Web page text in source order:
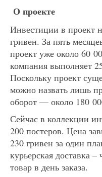
О проекте
Инвестиции в проект
гривен. За пять
проект уже около 60
компания выполняет
Поскольку проект
можно назвать лишь
оборот — около 180
Сейчас в коллекции
200 постеров. Цена
230 гривен за один
курьерская доставка
товар в день заказа.